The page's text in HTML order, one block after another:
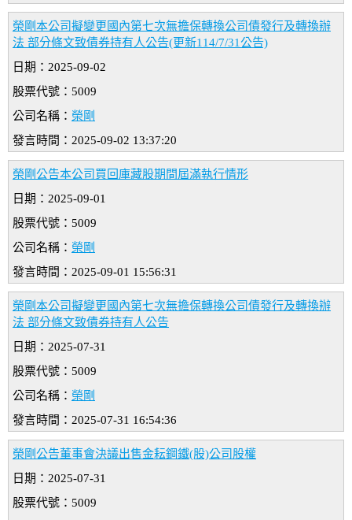
榮剛本公司擬變更國內第七次無擔保轉換公司債發行及轉換辦
法 部分條文致債券持有人公告(更新114/7/31公告)
日期：2025-09-02
股票代號：5009
公司名稱： 榮剛
發言時間：2025-09-02 13:37:20
榮剛公告本公司買回庫藏股期間屆滿執行情形
日期：2025-09-01
股票代號：5009
公司名稱： 榮剛
發言時間：2025-09-01 15:56:31
榮剛本公司擬變更國內第七次無擔保轉換公司債發行及轉換辦
法 部分條文致債券持有人公告
日期：2025-07-31
股票代號：5009
公司名稱： 榮剛
發言時間：2025-07-31 16:54:36
榮剛公告董事會決議出售金耘鋼鐵(股)公司股權
日期：2025-07-31
股票代號：5009